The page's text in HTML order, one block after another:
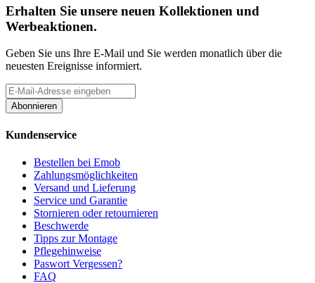
Erhalten Sie unsere neuen Kollektionen und
Werbeaktionen.
Geben Sie uns Ihre E-Mail und Sie werden monatlich über die
neuesten Ereignisse informiert.
Abonnieren
Kundenservice
Bestellen bei Emob
Zahlungsmöglichkeiten
Versand und Lieferung
Service und Garantie
Stornieren oder retournieren
Beschwerde
Tipps zur Montage
Pflegehinweise
Paswort Vergessen?
FAQ